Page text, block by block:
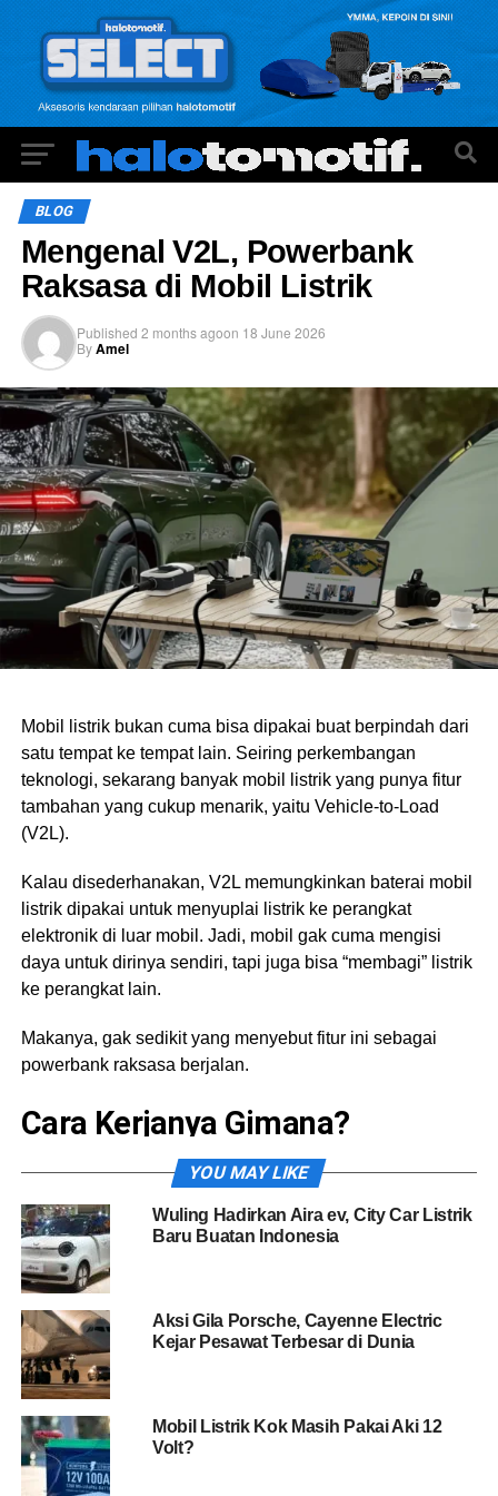
BLOG
Mengenal V2L, Powerbank
Raksasa di Mobil Listrik
Published 2 months agoon 18 June 2026
ByAmel
Mobil listrik bukan cuma bisa dipakai buat berpindah dari
satu tempat ke tempat lain. Seiring perkembangan
teknologi, sekarang banyak mobil listrik yang punya fitur
tambahan yang cukup menarik, yaitu Vehicle-to-Load
(V2L).
Kalau disederhanakan, V2L memungkinkan baterai mobil
listrik dipakai untuk menyuplai listrik ke perangkat
elektronik di luar mobil. Jadi, mobil gak cuma mengisi
daya untuk dirinya sendiri, tapi juga bisa “membagi” listrik
ke perangkat lain.
Makanya, gak sedikit yang menyebut fitur ini sebagai
powerbank raksasa berjalan.
Cara Kerjanya Gimana?
Sebenarnya konsepnya cukup sederhana. Energi listrik
soket khusus atau adaptor V2L.
Dari situ, pengguna bisa mencolokkan berbagai
perangkat elektronik layaknya menggunakan stop kontak
rumah.
Mulai dari charger laptop, rice cooker, mesin kopi, kipas
angin, televisi, lampu penerangan, sampai peralatan
camping bisa mendapatkan suplai daya langsung dari
mobil.
YOU MAY LIKE
Wuling Hadirkan Aira ev, City Car Listrik
Baru Buatan Indonesia
Aksi Gila Porsche, Cayenne Electric
Kejar Pesawat Terbesar di Dunia
Mobil Listrik Kok Masih Pakai Aki 12
Volt?